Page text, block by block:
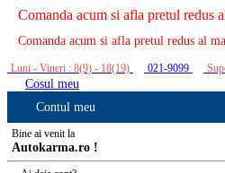
Comanda acum si afla pretul redus
Comanda acum si afla pretul redus al
Luni - Vineri : 8(9) - 18(19) 021-9099
Cosul meu
Contul meu
Bine ai venit la
Autokarma.ro !